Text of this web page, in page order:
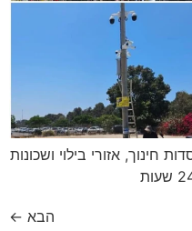
חינוך, אזורי בילוי ושכונות
הבא ←